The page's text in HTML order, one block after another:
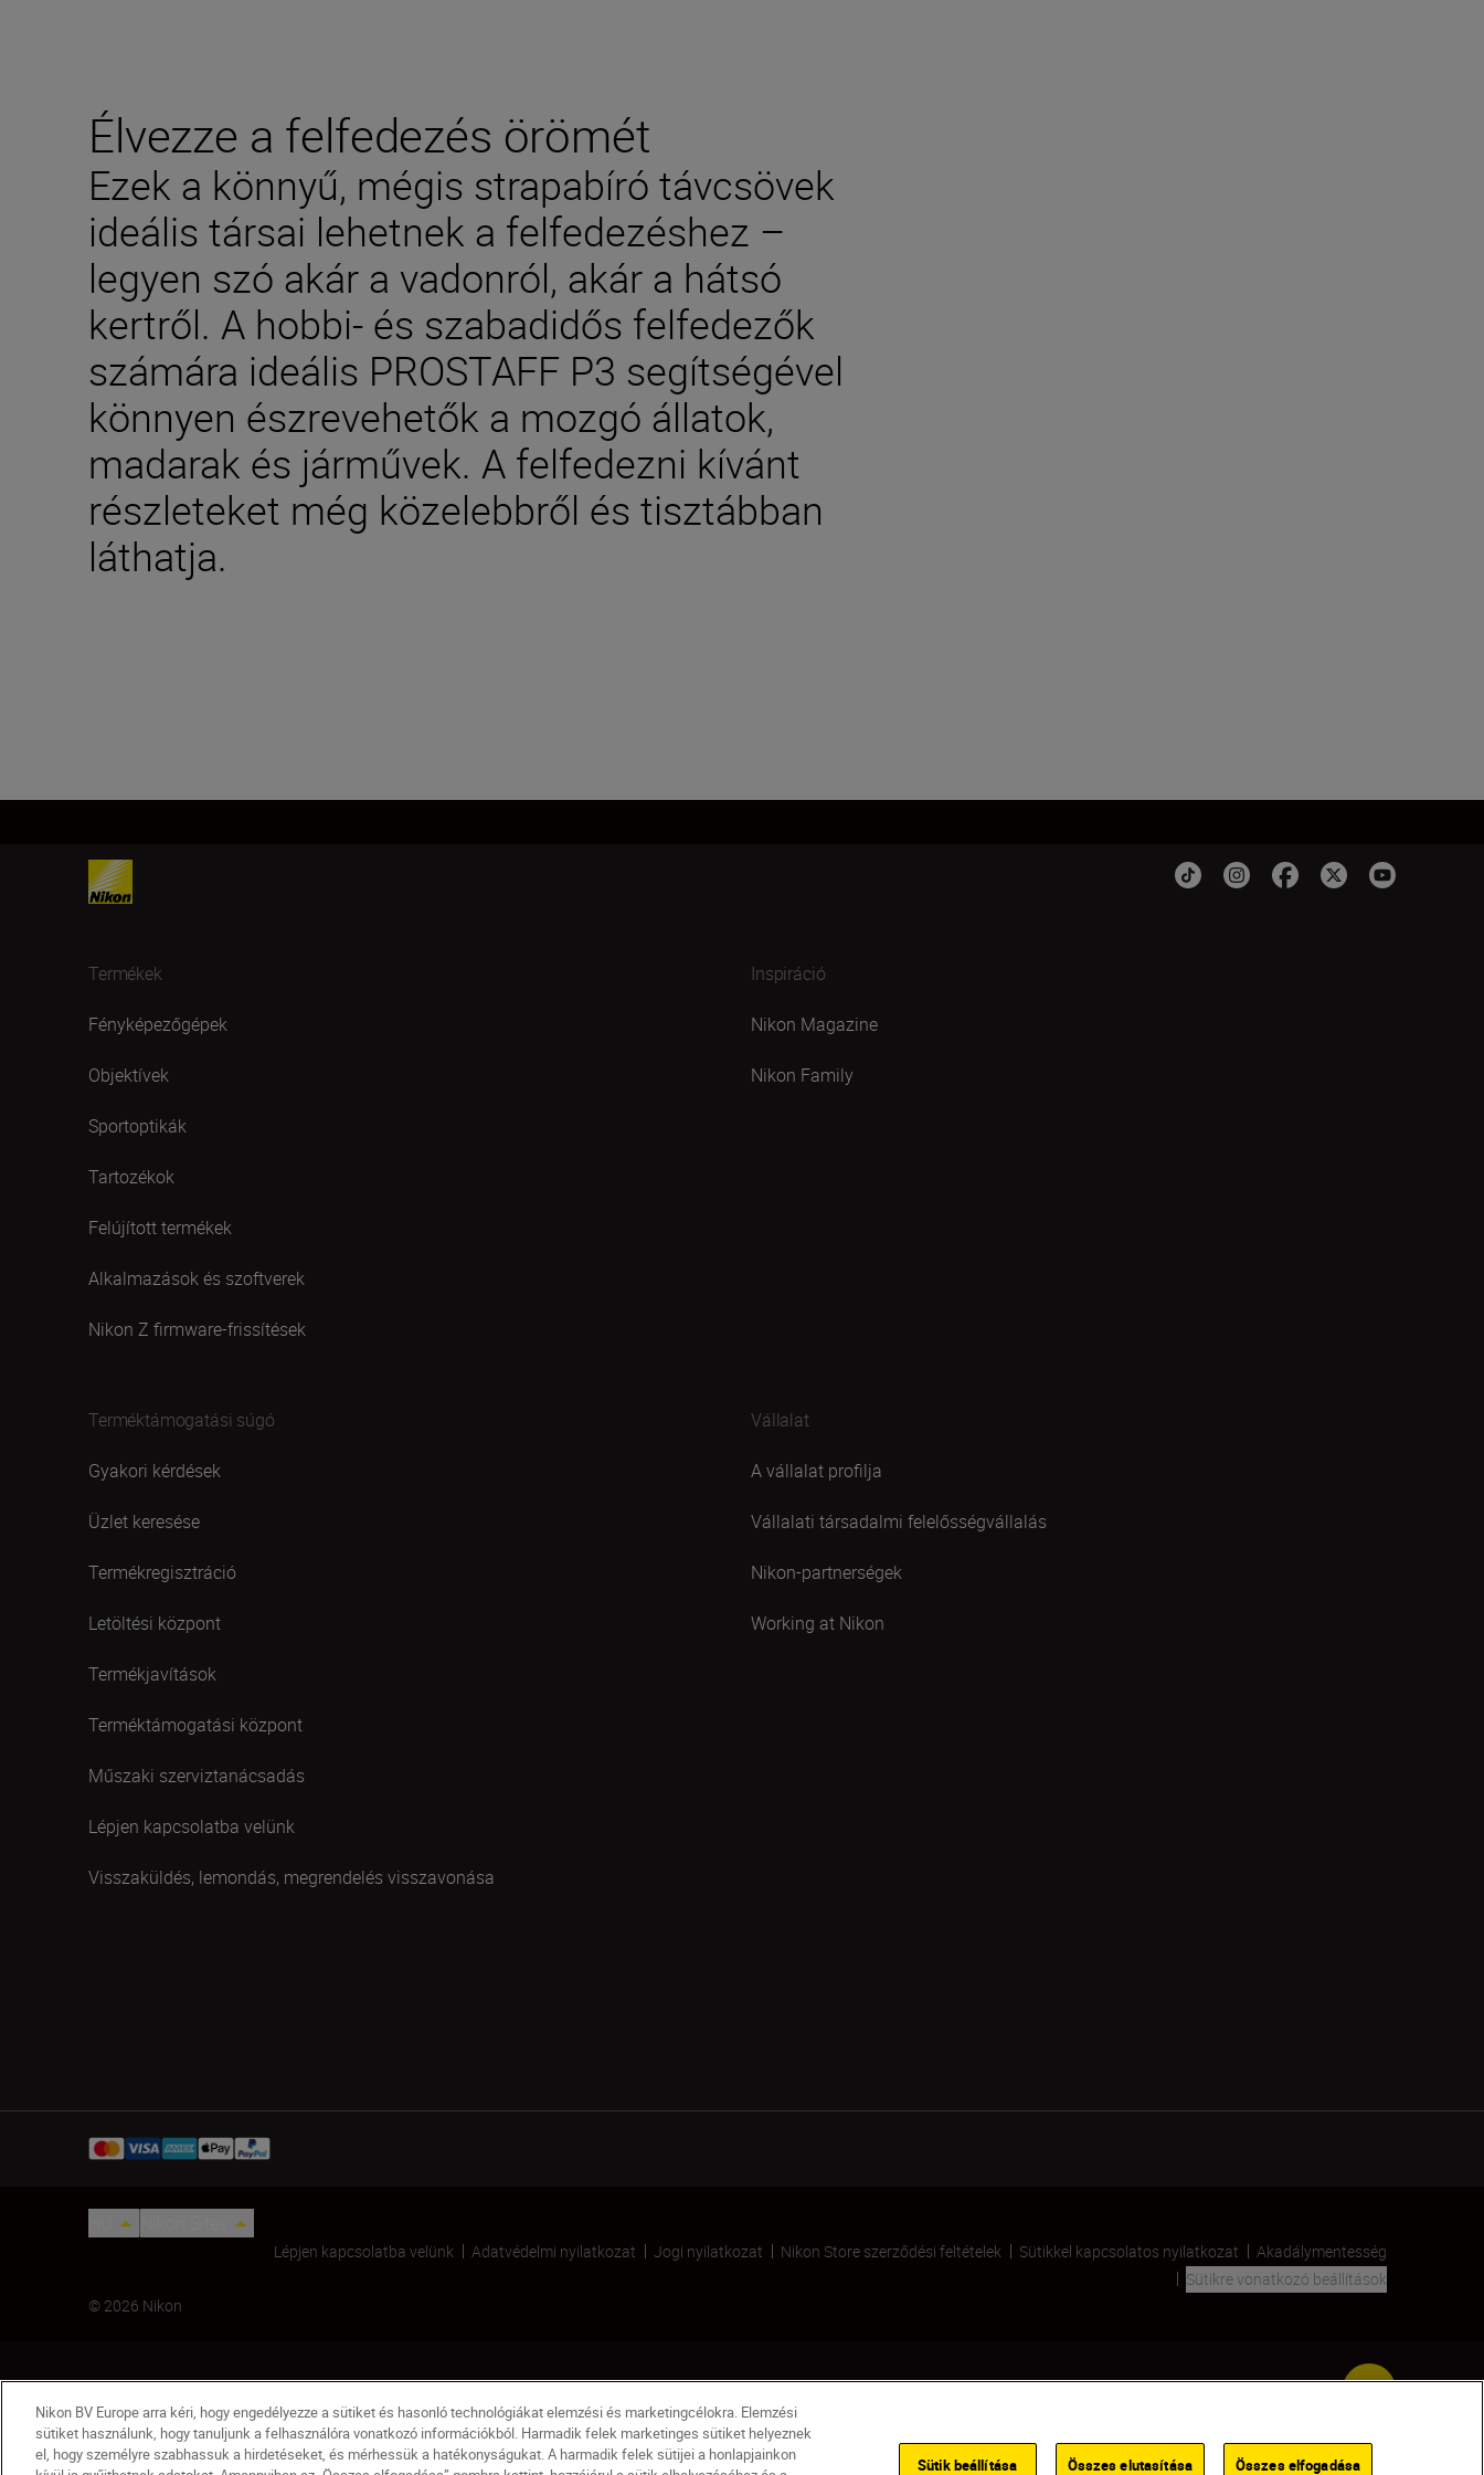
Élvezze a felfedezés örömét
Ezek a könnyű, mégis strapabíró távcsövek
ideális társai lehetnek a felfedezéshez –
legyen szó akár a vadonról, akár a hátsó
kertről. A hobbi- és szabadidős felfedezők
számára ideális PROSTAFF P3 segítségével
könnyen észrevehetők a mozgó állatok,
madarak és járművek. A felfedezni kívánt
részleteket még közelebbről és tisztábban
láthatja.
Termékek
Fényképezőgépek
Objektívek
Sportoptikák
Tartozékok
Felújított termékek
Alkalmazások és szoftverek
Nikon Z firmware-frissítések
Inspiráció
Nikon Magazine
Nikon Family
Terméktámogatási súgó
Gyakori kérdések
Üzlet keresése
Termékregisztráció
Letöltési központ
Termékjavítások
Terméktámogatási központ
Műszaki szerviztanácsadás
Lépjen kapcsolatba velünk
Visszaküldés, lemondás, megrendelés visszavonása
Vállalat
A vállalat profilja
Vállalati társadalmi felelősségvállalás
Nikon-partnerségek
Working at Nikon
Lépjen kapcsolatba velünk Adatvédelmi nyilatkozat Jogi nyilatkozat Nikon Store szerződési feltételek Sütikkel kapcsolatos nyilatkozat
Akadálymentesség
Sütikre vonatkozó beállítások
© 2026 Nikon
SKIP
Nikon BV Europe arra kéri, hogy engedélyezze a sütiket és hasonló technológiákat elemzési és marketingcélokra. Elemzési
sütiket használunk, hogy tanuljunk a felhasználóra vonatkozó információkból. Harmadik felek marketinges sütiket helyeznek
el, hogy személyre szabhassuk a hirdetéseket, és mérhessük a hatékonyságukat. A harmadik felek sütijei a honlapjainkon
Sütik beállítása Összes elutasítása Összes elfogadása